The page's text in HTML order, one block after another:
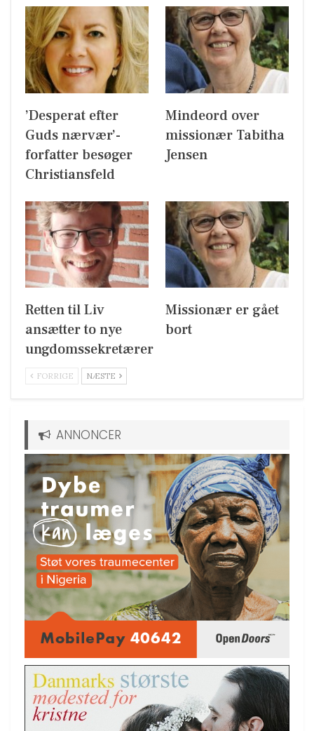
’Desperat efter
Guds nærvær’-
forfatter besøger
Christiansfeld
Mindeord over
missionær Tabitha
Jensen
Retten til Liv
ansætter to nye
ungdomssekretærer
Missionær er gået
bort
FORRIGE NÆSTE
ANNONCER